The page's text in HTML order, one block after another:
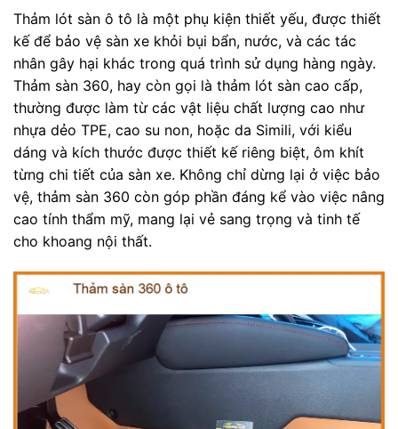
Thảm lót sàn ô tô là một phụ kiện thiết yếu, được thiết
kế để bảo vệ sàn xe khỏi bụi bẩn, nước, và các tác
nhân gây hại khác trong quá trình sử dụng hàng ngày.
Thảm sàn 360, hay còn gọi là thảm lót sàn cao cấp,
thường được làm từ các vật liệu chất lượng cao như
nhựa dẻo TPE, cao su non, hoặc da Simili, với kiểu
dáng và kích thước được thiết kế riêng biệt, ôm khít
từng chi tiết của sàn xe. Không chỉ dừng lại ở việc bảo
vệ, thảm sàn 360 còn góp phần đáng kể vào việc nâng
cao tính thẩm mỹ, mang lại vẻ sang trọng và tinh tế
cho khoang nội thất.